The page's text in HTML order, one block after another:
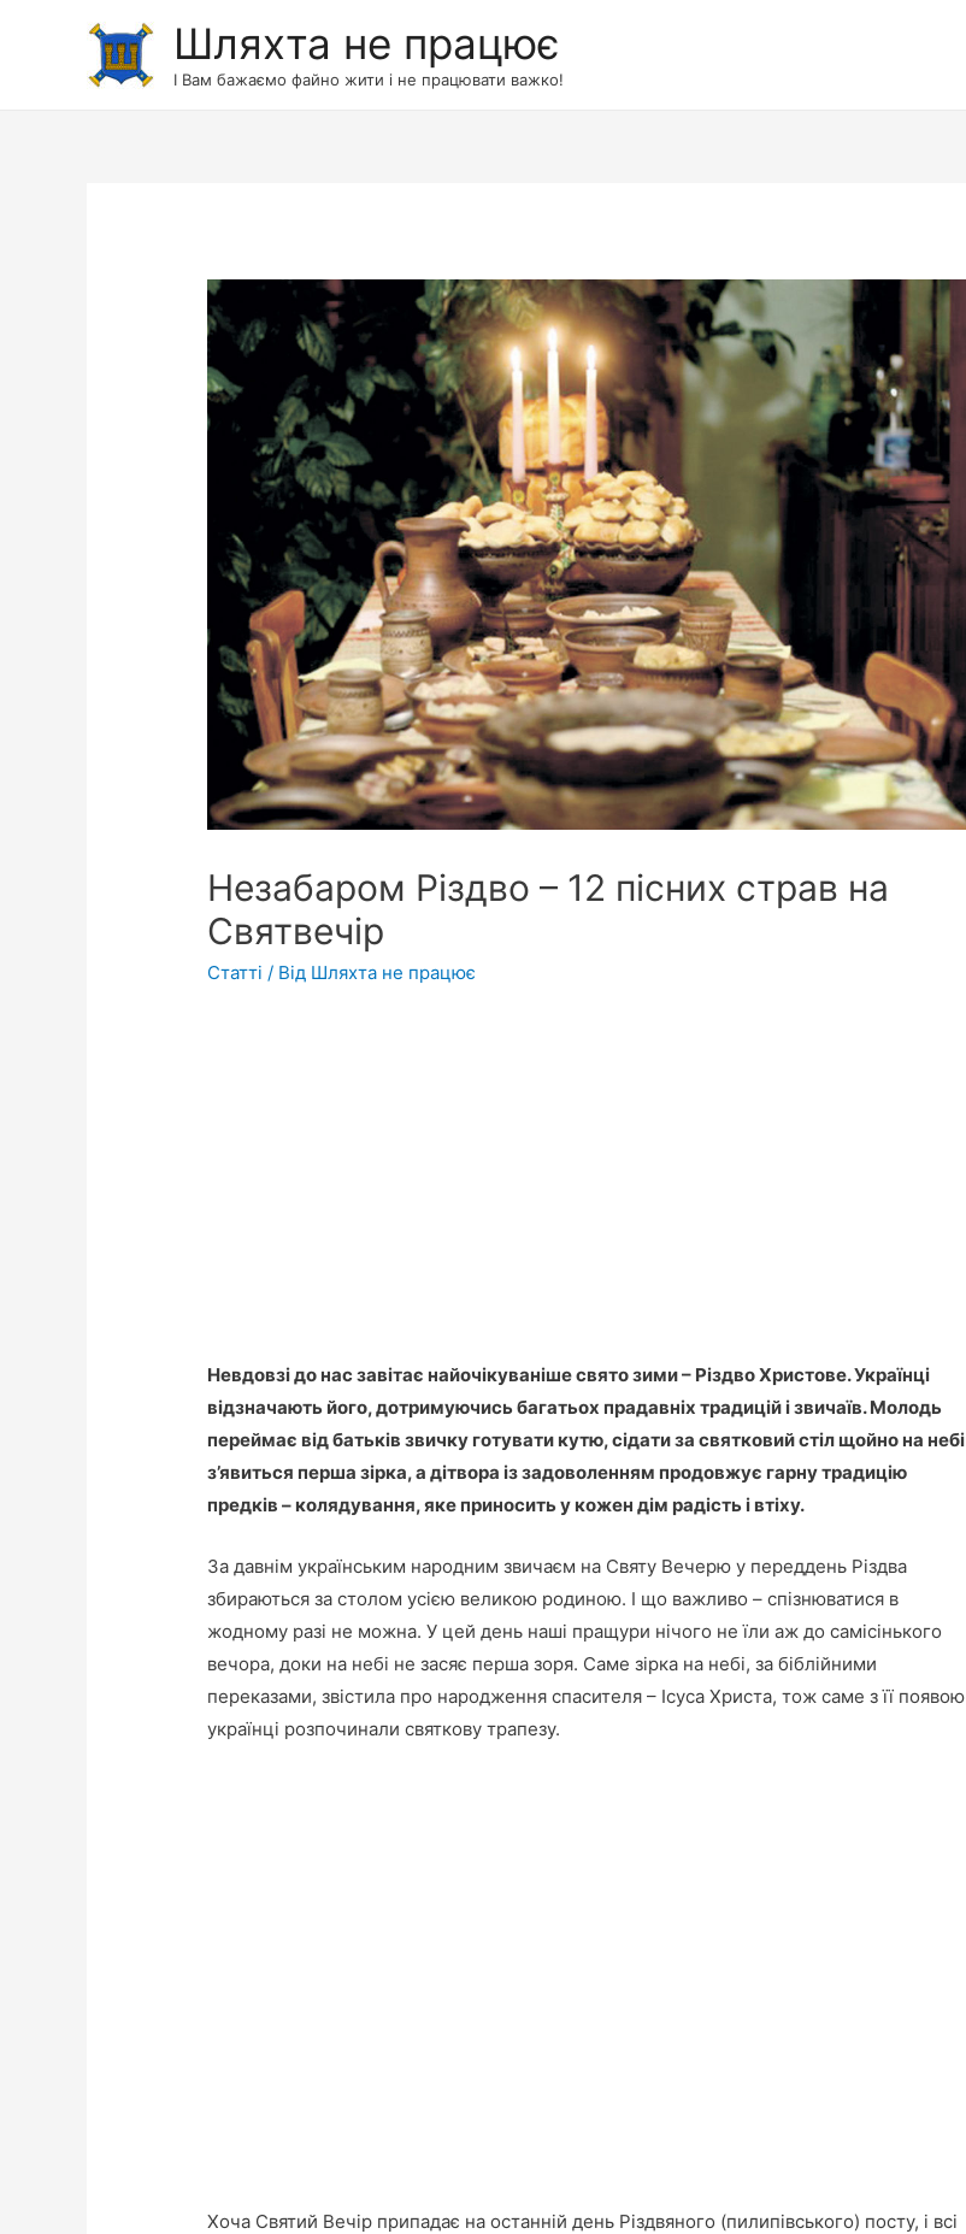
Шляхта не працює
І Вам бажаємо файно жити і не працювати важко!
Незабаром Різдво – 12 пісних страв на
Святвечір
Статті / Від Шляхта не працює
Невдовзі до нас завітає найочікуваніше свято зими – Різдво Христове. Українці
відзначають його, дотримуючись багатьох прадавніх традицій і звичаїв. Молодь
переймає від батьків звичку готувати кутю, сідати за святковий стіл щойно на небі
з’явиться перша зірка, а дітвора із задоволенням продовжує гарну традицію
предків – колядування, яке приносить у кожен дім радість і втіху.
За давнім українським народним звичаєм на Святу Вечерю у переддень Різдва
збираються за столом усією великою родиною. І що важливо – спізнюватися в
жодному разі не можна. У цей день наші пращури нічого не їли аж до самісінького
вечора, доки на небі не засяє перша зоря. Саме зірка на небі, за біблійними
переказами, звістила про народження спасителя – Ісуса Христа, тож саме з її появою
українці розпочинали святкову трапезу.
Хоча Святий Вечір припадає на останній день Різдвяного (пилипівського) посту, і всі